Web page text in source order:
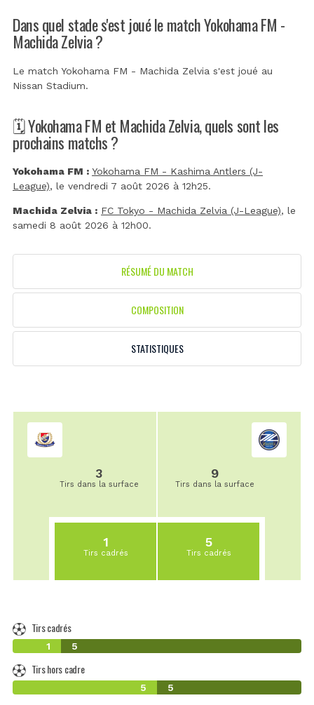
Dans quel stade s'est joué le match Yokohama FM -
Machida Zelvia ?
Le match Yokohama FM - Machida Zelvia s'est joué au
Nissan Stadium.
🗓️ Yokohama FM et Machida Zelvia, quels sont les
prochains matchs ?
Yokohama FM : Yokohama FM - Kashima Antlers (J-
League), le vendredi 7 août 2026 à 12h25.
Machida Zelvia : FC Tokyo - Machida Zelvia (J-League), le
samedi 8 août 2026 à 12h00.
RÉSUMÉ DU MATCH
COMPOSITION
STATISTIQUES
3
Tirs dans la surface
1
Tirs cadrés
9
Tirs dans la surface
5
Tirs cadrés
Tirs cadrés
1 5
Tirs hors cadre
5 5